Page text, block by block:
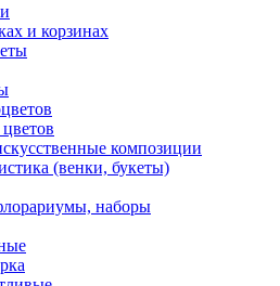
и корзинах
композиции
(венки, букеты)
наборы